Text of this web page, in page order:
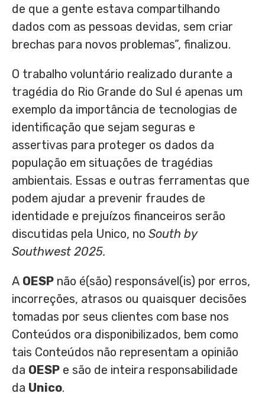
de que a gente estava compartilhando
dados com as pessoas devidas, sem criar
brechas para novos problemas”, finalizou.
O trabalho voluntário realizado durante a
tragédia do Rio Grande do Sul é apenas um
exemplo da importância de tecnologias de
identificação que sejam seguras e
assertivas para proteger os dados da
população em situações de tragédias
ambientais. Essas e outras ferramentas que
podem ajudar a prevenir fraudes de
identidade e prejuízos financeiros serão
discutidas pela Unico, no South by
Southwest 2025.
A OESP não é(são) responsável(is) por erros,
incorreções, atrasos ou quaisquer decisões
tomadas por seus clientes com base nos
Conteúdos ora disponibilizados, bem como
tais Conteúdos não representam a opinião
da OESP e são de inteira responsabilidade
da Unico.